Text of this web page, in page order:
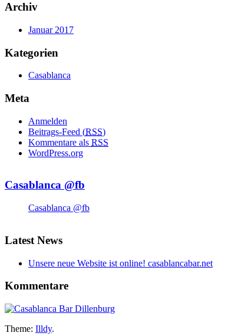
Archiv
Januar 2017
Kategorien
Casablanca
Meta
Anmelden
Beitrags-Feed (RSS)
Kommentare als RSS
WordPress.org
Casablanca @fb
Casablanca @fb
Latest News
Unsere neue Website ist online! casablancabar.net
Kommentare
Theme: Illdy.